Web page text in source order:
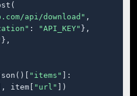
api/download" ,
: "API_KEY" },
},
"items"
]:
], item[ "url" ])